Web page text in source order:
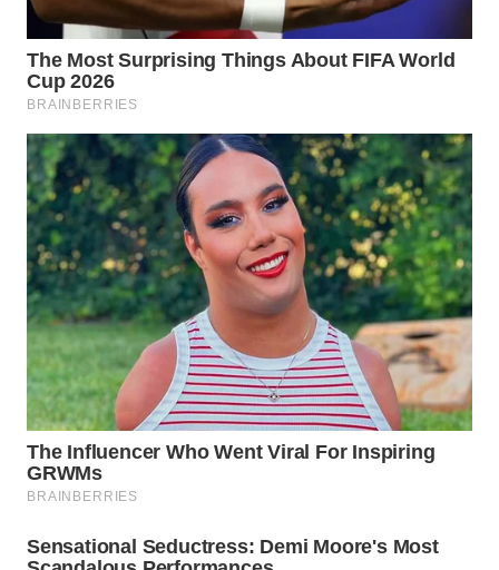
WN
LANGKAT
WN
SELATAN
WN
TANJUNG
LESUNG
WN
KARO
WN
SIMALUNGUN
WN
LABUHANBATU
WN